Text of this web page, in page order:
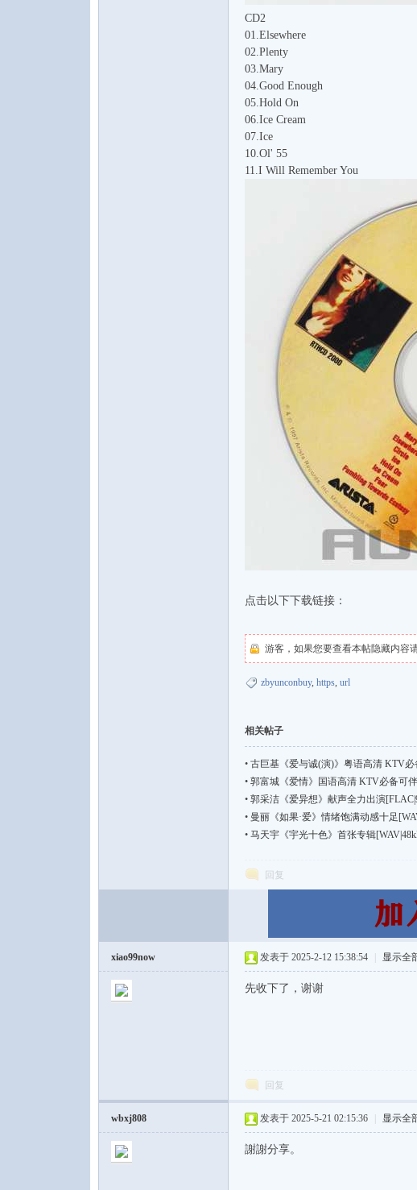
CD2
01.Elsewhere
02.Plenty
03.Mary
04.Good Enough
05.Hold On
06.Ice Cream
07.Ice
10.Ol' 55
11.I Will Remember You
点击以下下载链接：
游客，如果您要查看本帖隐藏内容
zbyunconbuy, https, url
相关帖子
• 古巨基《爱与诚(演)》粤语高清 KTV
• 郭富城《爱情》国语高清 KTV必备可
• 郭采洁《爱异想》献声全力出演
• 曼丽《如果·爱》情绪饱满动感十足
• 马天宇《宇光十色》首张专辑
回复
xiao99now 发表于 2025-2-12 15:38:54 显示全
先收下了，谢谢
回复
wbxj808 发表于 2025-5-21 02:15:36 显示全
謝謝分享。